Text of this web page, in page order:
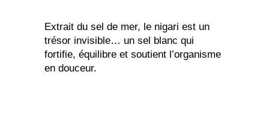
Extrait du sel de mer, le nigari est un
trésor invisible… un sel blanc qui
fortifie, équilibre et soutient l’organisme
en douceur.